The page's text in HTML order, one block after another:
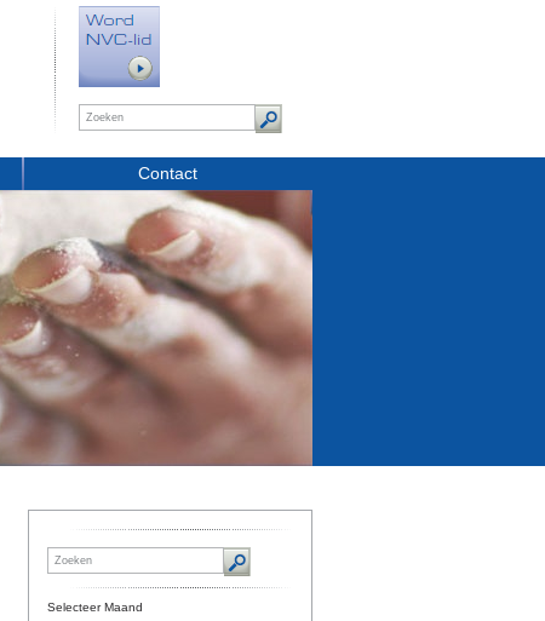
Contact
Selecteer Maand